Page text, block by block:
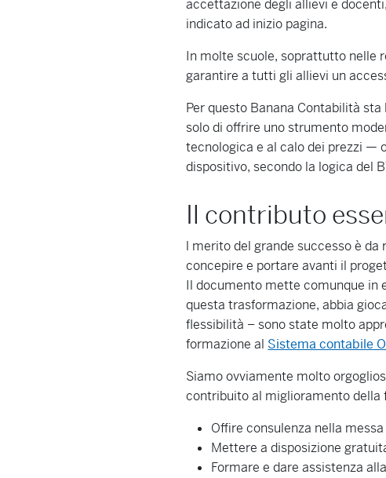
accettazione degli allievi e
indicato ad inizio pagina.
In molte scuole, soprattutto nelle
garantire a tutti gli allievi un
Per questo Banana Contabilità
solo di offrire uno strumento
tecnologica e al calo dei prezzi —
dispositivo, secondo la logica del
Il contributo
l merito del grande successo è
concepire e portare avanti il
Il documento mette comunque in
questa trasformazione, abbia
flessibilità – sono state molto
formazione al Sistema contabile
Siamo ovviamente molto
contribuito al miglioramento della
Offire consulenza nella
Mettere a disposizione
Formare e dare assistenza